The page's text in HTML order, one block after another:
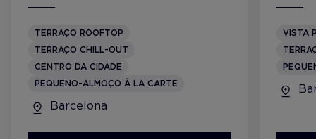
TERRAÇO ROOFTOP
TERRAÇO CHILL-OUT
CENTRO DA CIDADE
PEQUENO-ALMOÇO À LA CARTE
Barcelona
VISTA